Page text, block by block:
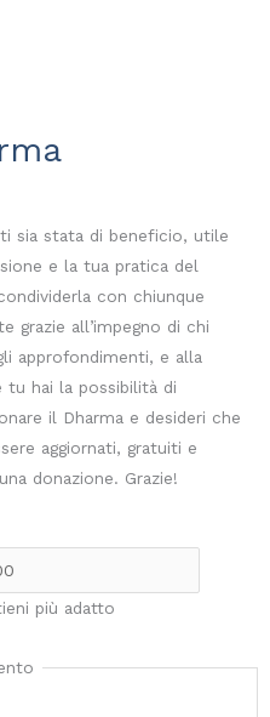
sia stata di beneficio, utile
e la tua pratica del
con chiunque
grazie all’impegno di chi
approfondimenti, e alla
tu hai la possibilità di
il Dharma e desideri che
aggiornati, gratuiti e
donazione. Grazie!
più adatto